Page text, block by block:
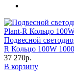
Подвесной
R Кольцо 100W
37 270р.
В корзину